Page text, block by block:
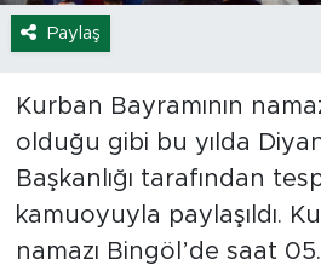
Paylaş
Kurban Bayramının
olduğu gibi bu yılda
Başkanlığı tarafından
kamuoyuyla paylaşıldı.
namazı Bingöl’de saat
Eğitim
Hava Durumu
Tavz Der
Bingöl Kaza Haberleri